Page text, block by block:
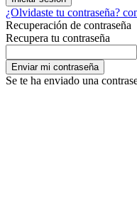
¿Olvidaste tu contraseña?
Recuperación de contraseña
Recupera tu contraseña
Se te ha enviado una